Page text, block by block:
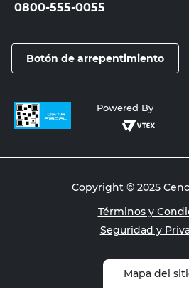
0800-555-0055
Botón de arrepentimiento
Powered By
Copyright © 2025
Términos y
Seguridad y
Mapa del